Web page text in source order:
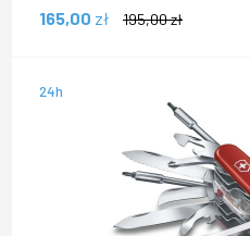
165,00 zł 195,00zł
24h